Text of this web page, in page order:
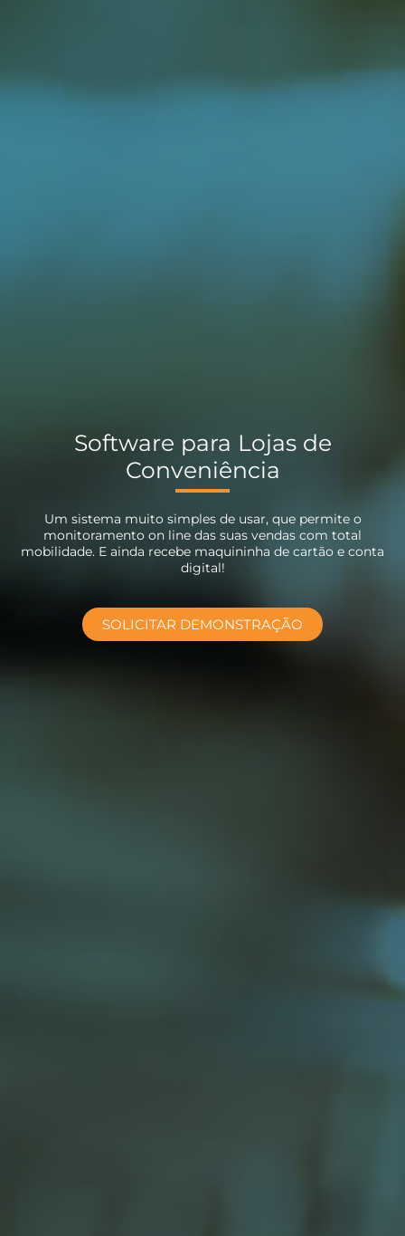
Software para Lojas de
Conveniência
Um sistema muito simples de usar, que permite o
monitoramento on line das suas vendas com total
mobilidade. E ainda recebe maquininha de cartão e conta
digital!
SOLICITAR DEMONSTRAÇÃO